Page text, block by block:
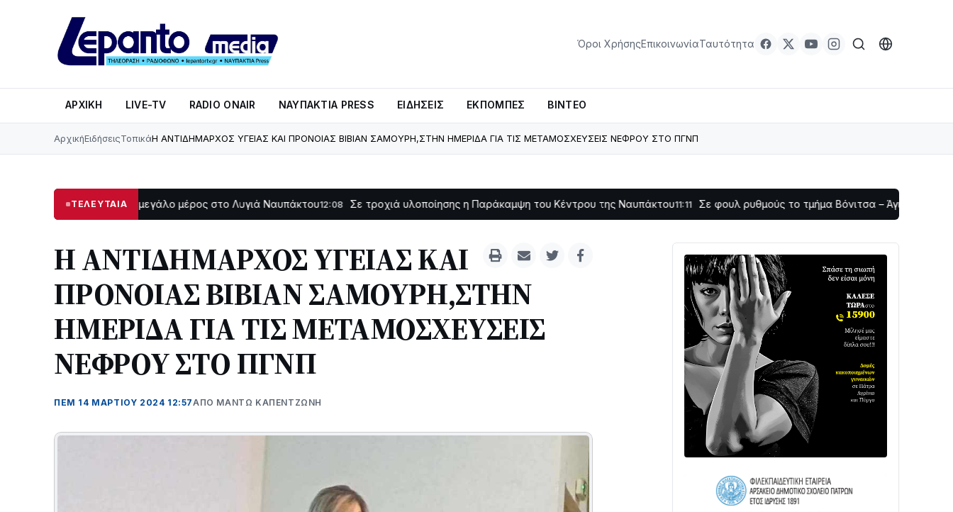
Όροι ΧρήσηςΕπικοινωνίαΤαυτότητα
ΑΡΧΙΚΉ LIVE-TV RADIO ONAIR ΝΑΥΠΑΚΤΊΑ PRESS ΕΙΔΉΣΕΙΣ ΕΚΠΟΜΠΈΣ ΒΊΝΤΕΟ
ΑρχικήΕιδήσειςΤοπικάΗ ΑΝΤΙΔΗΜΑΡΧΟΣ ΥΓΕΙΑΣ ΚΑΙ ΠΡΟΝΟΙΑΣ ΒΙΒΙΑΝ ΣΑΜΟΥΡΗ,ΣΤΗΝ ΗΜΕΡΙΔΑ ΓΙΑ ΤΙΣ ΜΕΤΑΜΟΣΧΕΥΣΕΙΣ ΝΕΦΡΟΥ ΣΤΟ ΠΓΝΠ
ΤΕΛΕΥΤΑΙΑ
Στο σκοτάδι μεγάλο μέρος στο Λυγιά Ναυπάκτου12:08 Σε τροχιά υλοποίησης η Παράκαμψη του Κέντρου της Ναυπάκτου11:11 Σε φουλ ρυθμούς το τμήμα Βόνιτσα – Άγιος Νικόλαος |
Η ΑΝΤΙΔΗΜΑΡΧΟΣ ΥΓΕΙΑΣ ΚΑΙ
ΠΡΟΝΟΙΑΣ ΒΙΒΙΑΝ ΣΑΜΟΥΡΗ,ΣΤΗΝ
ΗΜΕΡΙΔΑ ΓΙΑ ΤΙΣ ΜΕΤΑΜΟΣΧΕΥΣΕΙΣ
ΝΕΦΡΟΥ ΣΤΟ ΠΓΝΠ
ΠΕΜ 14 ΜΑΡΤΊΟΥ 2024 12:57ΑΠΌ ΜΑΝΤΩ ΚΑΠΕΝΤΖΩΝΗ